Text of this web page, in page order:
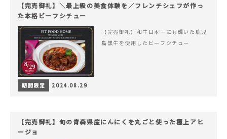
【完売御礼】＼最上級の美食体験を／フレンチシェフが作っ
た本格ビーフシチュー
【完売御礼】和牛日本一にも輝いた鹿児
島黒牛を使用したビーフシチュー
期間限定 2024.08.29
【完売御礼】旬の青森県産にんにくを丸ごと使った極上アヒ
ージョ